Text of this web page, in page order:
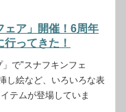
ェア」開催！6周年
ってきた！
で"スナフキンフェ
し絵など、いろいろな表
テムが登場していま